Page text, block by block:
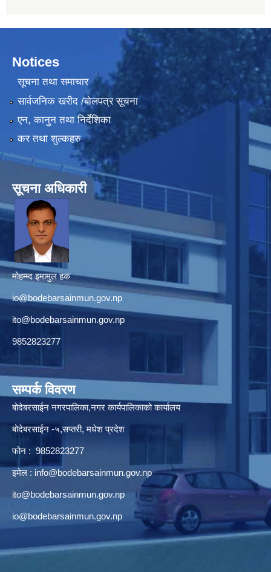
Notices
सूचना तथा समाचार
सार्वजनिक खरीद /बोलपत्र सूचना
एन, कानुन तथा निर्देशिका
कर तथा शुल्कहरु
सूचना अधिकारी
मोहम्म्द इमामुल हक
io@bodebarsainmun.gov.np
ito@bodebarsainmun.gov.np
9852823277
सम्पर्क विवरण
बोदेबरसाईन नगरपालिका,नगर कार्यपालिकाको कार्यालय
बोदेबरसाईन -५,सप्तरी, मधेश प्रदेश
फोन : 9852823277
इमेल : info@bodebarsainmun.gov.np
ito@bodebarsainmun.gov.np
io@bodebarsainmun.gov.np